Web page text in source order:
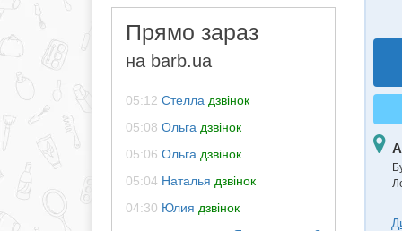
Прямо зараз
на barb.ua
05:12 Стелла дзвінок
05:08 Ольга дзвінок
05:06 Ольга дзвінок
05:04 Наталья дзвінок
04:30 Юлия дзвінок